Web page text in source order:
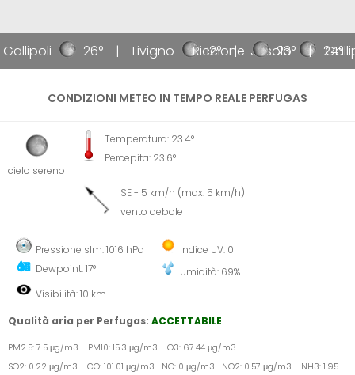
Gallipoli 26° Livigno 12° Jesolo 24°
Riccione 23°
CONDIZIONI METEO IN TEMPO REALE PERFUGAS
cielo sereno
Temperatura: 23.4°
Percepita: 23.6°
SE - 5 km/h (max: 5 km/h)
vento debole
Pressione slm: 1016 hPa
Dewpoint: 17°
Indice UV: 0
Umidità: 69%
Visibilità: 10 km
Qualità aria per Perfugas: ACCETTABILE
PM2.5: 7.5 μg/m3 PM10: 15.3 μg/m3 O3: 67.44 μg/m3
SO2: 0.22 μg/m3 CO: 101.01 μg/m3 NO: 0 μg/m3 NO2: 0.57 μg/m3 NH3: 1.95